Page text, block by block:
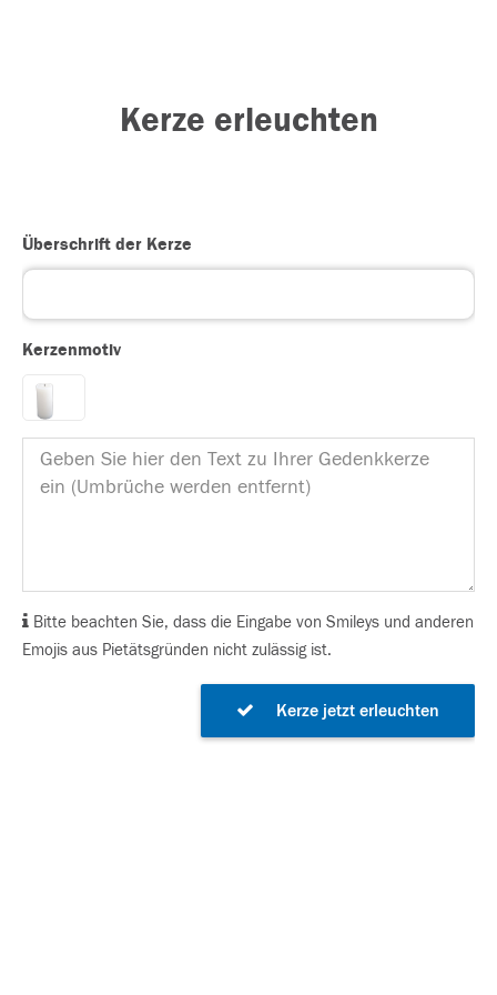
Kerze erleuchten
Überschrift der Kerze
Kerzenmotiv
Bitte beachten Sie, dass die Eingabe von Smileys und anderen
Emojis aus Pietätsgründen nicht zulässig ist.
Kerze jetzt erleuchten